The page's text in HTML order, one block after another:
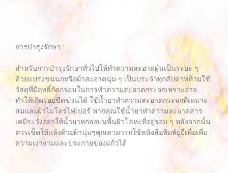
การบำรุงรักษา :
สำหรับการบำรุงรักษาทั่วไปให้ทำความสะอาดฝุ่นเป็นระยะ ๆ
ด้วยแปรงขนนกหรือผ้าสะอาดนุ่ม ๆ เป็นประจำทุกสัปดาห์ห้ามใช้
วัสดุที่มีฤทธิ์กัดกร่อนในการทำความสะอาดกระจกเพราะอาจ
ทำให้เกิดรอยขีดข่วนได้ ใช้น้ำยาทำความสะอาดกระจกที่เหมาะ
สมและผ้าไมโครไฟเบอร์ หากคุณใช้น้ำยาทำความสะอาดสาร
เคมีระวังอย่าให้น้ำยาหกลงบนพื้นผิวโลหะที่อยู่รอบ ๆ หลังจากนั้น
ควรเช็ดให้แห้งด้วยผ้านุ่มๆคุณสามารถใช้หนังสือพิมพ์ยู่ยี่เพื่อเพิ่ม
ความเงางามและประกายของแก้วได้